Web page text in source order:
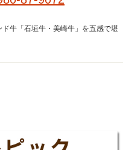
牛「石垣牛・美崎牛」を五感で堪